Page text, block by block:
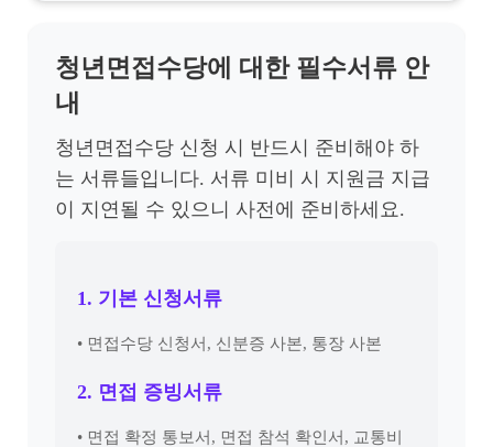
청년면접수당에 대한 필수서류 안
내
청년면접수당 신청 시 반드시 준비해야 하
는 서류들입니다. 서류 미비 시 지원금 지급
이 지연될 수 있으니 사전에 준비하세요.
1. 기본 신청서류
• 면접수당 신청서, 신분증 사본, 통장 사본
2. 면접 증빙서류
• 면접 확정 통보서, 면접 참석 확인서, 교통비